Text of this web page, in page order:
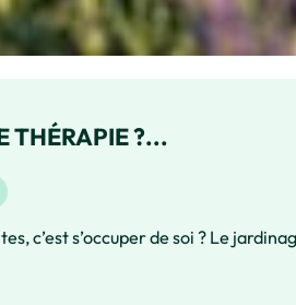
THÉRAPIE ?...
c’est s’occuper de soi ? Le